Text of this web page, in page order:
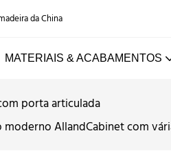
da China
MATERIAIS & ACABAMENTOS
porta articulada
AllandCabinet com